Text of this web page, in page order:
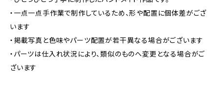
・一点一点手作業で制作しているため、形や配置に個体差がござ
います
・掲載写真と色味やパーツ配置が若干異なる場合がございます
・パーツは仕入れ状況により、類似のものへ変更となる場合がご
ざいます